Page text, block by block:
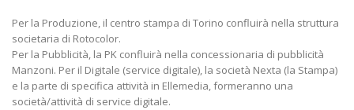
Per la Produzione, il centro stampa di Torino confluirà nella struttura
societaria di Rotocolor.
Per la Pubblicità, la PK confluirà nella concessionaria di pubblicità
Manzoni. Per il Digitale (service digitale), la società Nexta (la Stampa)
e la parte di specifica attività in Ellemedia, formeranno una
società/attività di service digitale.